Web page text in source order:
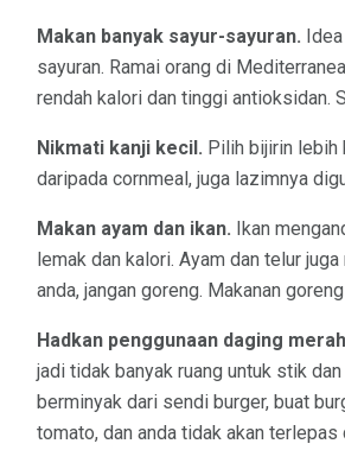
Makan banyak sayur-sayuran.
sayuran. Ramai orang di
rendah kalori dan tinggi antioksidan.
Nikmati kanji kecil. Pilih bijirin lebih
daripada cornmeal, juga lazimnya
Makan ayam dan ikan. Ikan
lemak dan kalori. Ayam dan telur
anda, jangan goreng. Makanan
Hadkan penggunaan daging
jadi tidak banyak ruang untuk stik
berminyak dari sendi burger, buat
tomato, dan anda tidak akan terlepas